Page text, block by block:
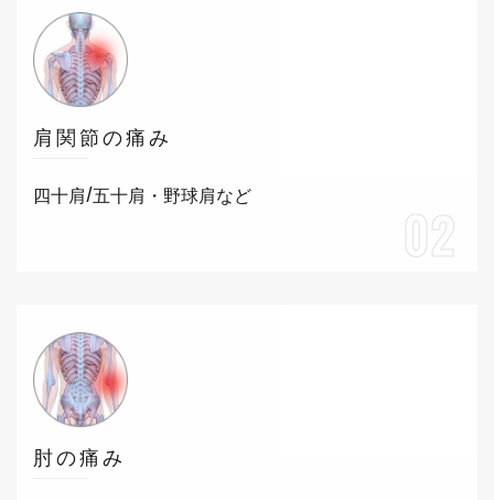
肩関節の痛み
四十肩/五十肩・野球肩など
02
肘の痛み